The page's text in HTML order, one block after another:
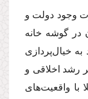
وجود دولت و
در گوشه خانه
خیال‌پردازى
رشد اخلاقى و
با واقعیت‌هاى